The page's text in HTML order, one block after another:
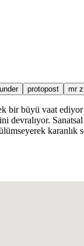
protopost mr
bir büyü vaat
devralıyor.